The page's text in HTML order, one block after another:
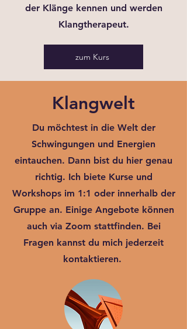
der Klänge kennen und werden
Klangtherapeut.
zum Kurs
Klangwelt
Du möchtest in die Welt der
Schwingungen und Energien
eintauchen. Dann bist du hier genau
richtig. Ich biete Kurse und
Workshops im 1:1 oder innerhalb der
Gruppe an. Einige Angebote können
auch via Zoom stattfinden. Bei
Fragen kannst du mich jederzeit
kontaktieren.